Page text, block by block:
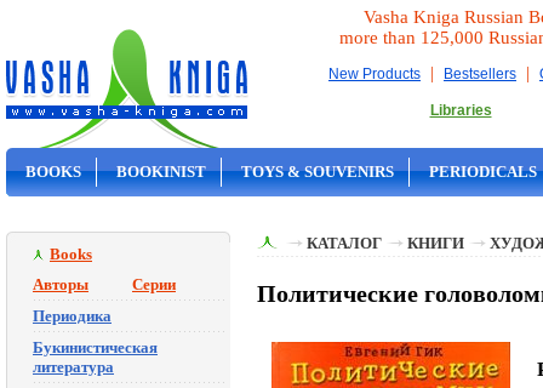
Vasha Kniga Russian
more than 125,000
New Products | Bestsellers |
Libraries
BOOKS BOOKINIST TOYS & SOUVENIRS PERIODICALS
Books
Авторы
Серии
Периодика
Букинистическая
литература
КАТАЛОГ КНИГИ
Политические